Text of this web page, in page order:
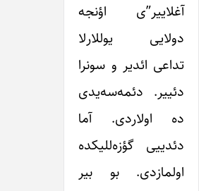
آغلاییر”ی اؤنجه
دولایی یوللارلا
تداعی ائدیر و سونرا
دئییر. دئمه‌سه‌یدی
ده اولاردی. آما
دئدییی گؤزه‌للیکده
اولمازدی. بو بیر